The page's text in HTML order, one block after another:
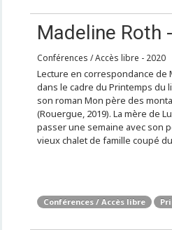
Madeline Roth
Conférences / Accès libre - 2020
Lecture en correspondance de
dans le cadre du Printemps du
son roman Mon père des
(Rouergue, 2019). La mère de
passer une semaine avec son
vieux chalet de famille coupé
Conférences / Accès libre